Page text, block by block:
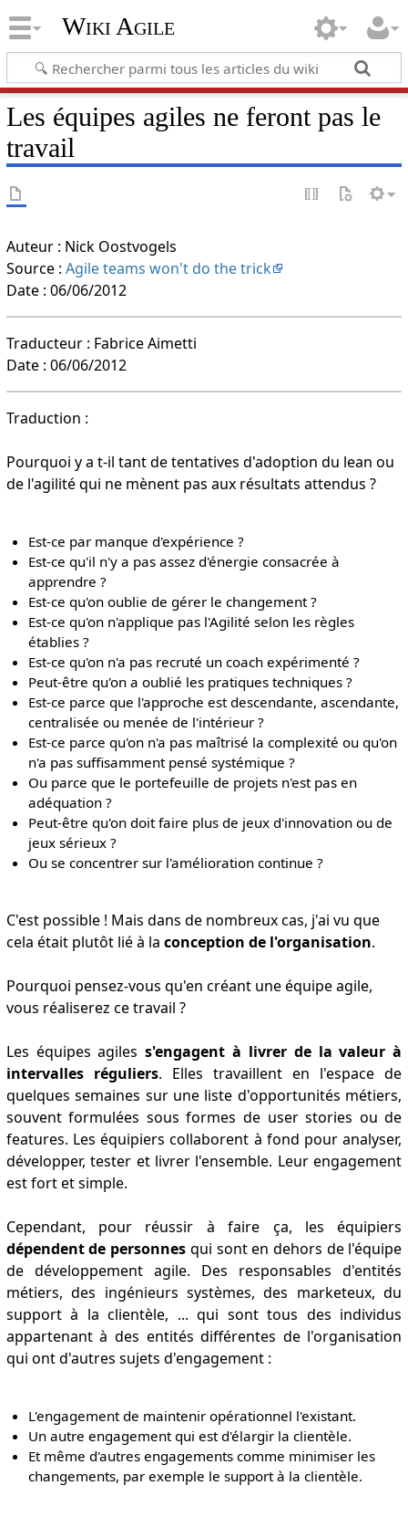
Wiki Agile
Les équipes agiles ne feront pas le
travail
Auteur : Nick Oostvogels
Source : Agile teams won't do the trick
Date : 06/06/2012
Traducteur : Fabrice Aimetti
Date : 06/06/2012
Traduction :
Pourquoi y a t-il tant de tentatives d'adoption du lean ou
de l'agilité qui ne mènent pas aux résultats attendus ?
Est-ce par manque d'expérience ?
Est-ce qu'il n'y a pas assez d'énergie consacrée à
apprendre ?
Est-ce qu'on oublie de gérer le changement ?
Est-ce qu'on n'applique pas l'Agilité selon les règles
établies ?
Est-ce qu'on n'a pas recruté un coach expérimenté ?
Peut-être qu'on a oublié les pratiques techniques ?
Est-ce parce que l'approche est descendante, ascendante,
centralisée ou menée de l'intérieur ?
Est-ce parce qu'on n'a pas maîtrisé la complexité ou qu'on
n'a pas suffisamment pensé systémique ?
Ou parce que le portefeuille de projets n'est pas en
adéquation ?
Peut-être qu'on doit faire plus de jeux d'innovation ou de
jeux sérieux ?
Ou se concentrer sur l'amélioration continue ?
C'est possible ! Mais dans de nombreux cas, j'ai vu que
cela était plutôt lié à la conception de l'organisation.
Pourquoi pensez-vous qu'en créant une équipe agile,
vous réaliserez ce travail ?
Les équipes agiless'engagent à livrer de la valeur à
intervalles réguliers. Elles travaillent en l'espace de
quelques semaines sur une liste d'opportunités métiers,
souvent formulées sous formes de user stories ou de
features. Les équipiers collaborent à fond pour analyser,
développer, tester et livrer l'ensemble. Leur engagement
est fort et simple.
Cependant, pour réussir à faire ça, les équipiers
dépendent de personnes qui sont en dehors de l'équipe
de développement agile. Des responsables d'entités
métiers, des ingénieurs systèmes, des marketeux, du
support à la clientèle, ... qui sont tous des individus
appartenant à des entités différentes de l'organisation
qui ont d'autres sujets d'engagement :
L'engagement de maintenir opérationnel l'existant.
Un autre engagement qui est d'élargir la clientèle.
Et même d'autres engagements comme minimiser les
changements, par exemple le support à la clientèle.